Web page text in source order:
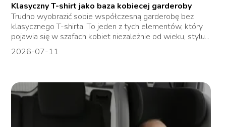
Klasyczny T-shirt jako baza kobiecej garderoby
Trudno wyobrazić sobie współczesną garderobę bez
klasycznego T-shirta. To jeden z tych elementów, który
pojawia się w szafach kobiet niezależnie od wieku, stylu...
2026-07-11